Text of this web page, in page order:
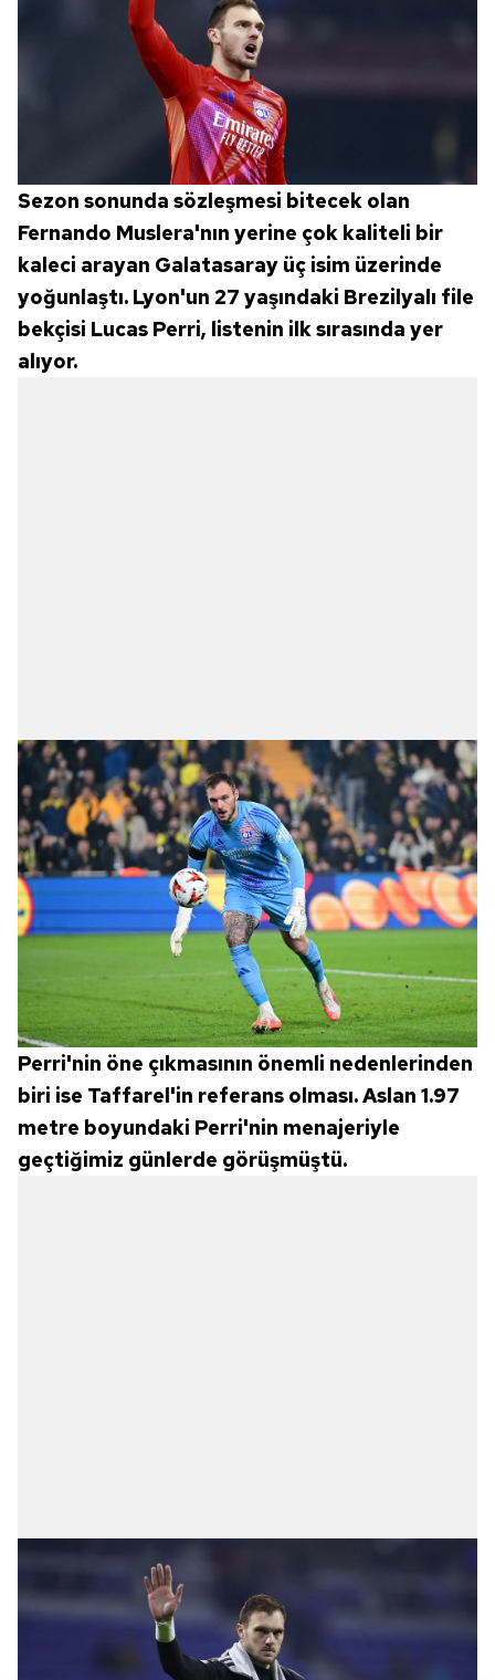
Sezon sonunda sözleşmesi bitecek olan
Fernando Muslera'nın yerine çok kaliteli bir
kaleci arayan Galatasaray üç isim üzerinde
yoğunlaştı. Lyon'un 27 yaşındaki Brezilyalı file
bekçisi Lucas Perri, listenin ilk sırasında yer
alıyor.
Perri'nin öne çıkmasının önemli nedenlerinden
biri ise Taffarel'in referans olması. Aslan 1.97
metre boyundaki Perri'nin menajeriyle
geçtiğimiz günlerde görüşmüştü.